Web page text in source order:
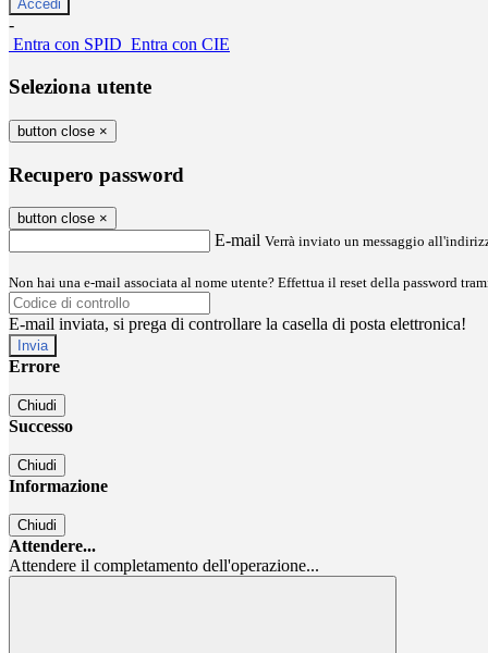
-
Entra con SPID Entra con CIE
Seleziona utente
button close ×
Recupero password
button close ×
E-mail Verrà inviato un messaggio
Non hai una e-mail associata al nome utente? Effettua il reset della password
E-mail inviata, si prega di controllare la casella di posta elettronica!
Errore
Chiudi
Successo
Chiudi
Informazione
Chiudi
Attendere...
Attendere il completamento dell'operazione...